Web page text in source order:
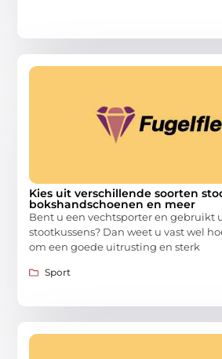
Kies uit verschillende soorten
bokshandschoenen en meer
Bent u een vechtsporter en gebruikt
stootkussens? Dan weet u vast wel
om een goede uitrusting en sterk
Sport